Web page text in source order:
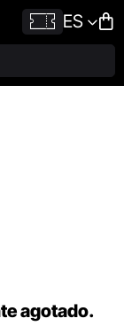
ES
agotado.